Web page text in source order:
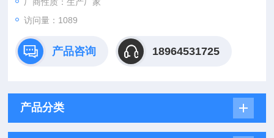
访问量：1089
产品咨询 18964531725
产品分类